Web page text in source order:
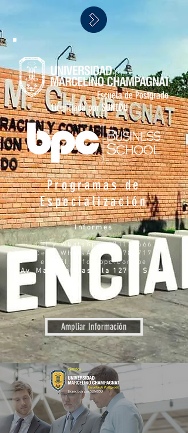
Escuela de Postgrado
Licenciada por SUNEDU
Programas de
Especialización
Informes
Cel y WhatsApp:971110666
Cel y WhatsApp:956786717
e-mail:
info@bpc.com.pe
Av. Mariscal Castilla 1270 - Surco
Ampliar Información